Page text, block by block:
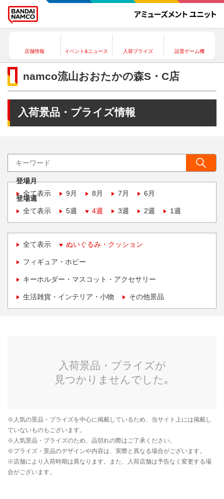
店舗情報 イベント&ニュース 入荷プライズ 設置ゲーム機
namco流山おおたかの森S・C店
入荷景品・プライズ情報
登場月
全て表示
9月 8月 7月 6月
登場週
全て表示
5週 4週 3週 2週 1週
全て表示 ぬいぐるみ・クッション
フィギュア・ホビー
キーホルダー・マスコット・アクセサリー
生活雑貨・インテリア・小物 その他景品